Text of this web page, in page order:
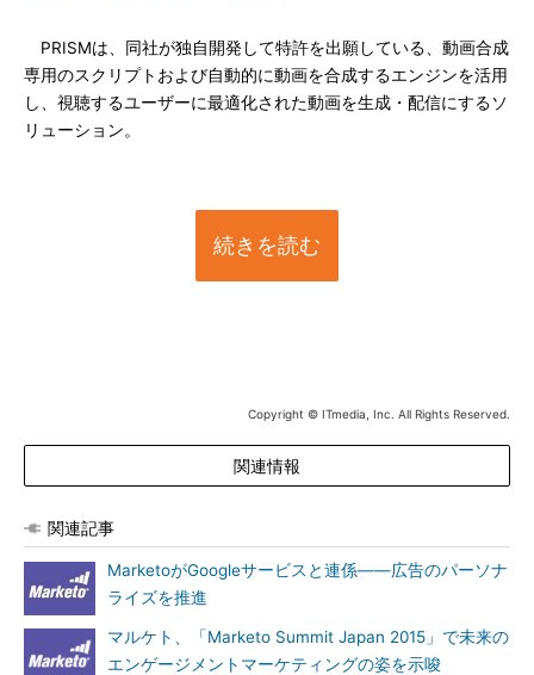
PRISMは、同社が独自開発して特許を出願している、動画合成
専用のスクリプトおよび自動的に動画を合成するエンジンを活用
し、視聴するユーザーに最適化された動画を生成・配信にするソ
リューション。
続きを読む
Copyright © ITmedia, Inc. All Rights Reserved.
関連情報
関連記事
MarketoがGoogleサービスと連係――広告のパーソナ
ライズを推進
マルケト、「Marketo Summit Japan 2015」で未来の
エンゲージメントマーケティングの姿を示唆